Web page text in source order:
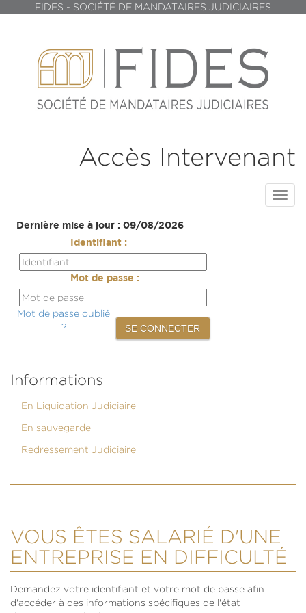
FIDES - SOCIÉTÉ DE MANDATAIRES JUDICIAIRES
Accès Intervenant
Dernière mise à jour : 09/08/2026
Identifiant :
Mot de passe :
Mot de passe oublié
?
Informations
En Liquidation Judiciaire
En sauvegarde
Redressement Judiciaire
VOUS ÊTES SALARIÉ D'UNE
ENTREPRISE EN DIFFICULTÉ
Demandez votre identifiant et votre mot de passe afin
d'accéder à des informations spécifiques de l'état